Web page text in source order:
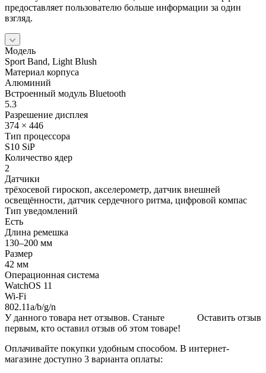
предоставляет пользователю больше информации за один
взгляд.
Модель
Sport Band, Light Blush
Материал корпуса
Алюминий
Встроенный модуль Bluetooth
5.3
Разрешение дисплея
374 × 446
Тип процессора
S10 SiP
Количество ядер
2
Датчики
трёхосевой гироскоп, акселерометр, датчик внешней
освещённости, датчик сердечного ритма, цифровой компас
Тип уведомлений
Есть
Длина ремешка
130–200 мм
Размер
42 мм
Операционная система
WatchOS 11
Wi-Fi
802.11a/b/g/n
Оставить отзыв
У данного товара нет отзывов. Станьте
первым, кто оставил отзыв об этом товаре!
Оплачивайте покупки удобным способом. В интернет-
магазине доступно 3 варианта оплаты: